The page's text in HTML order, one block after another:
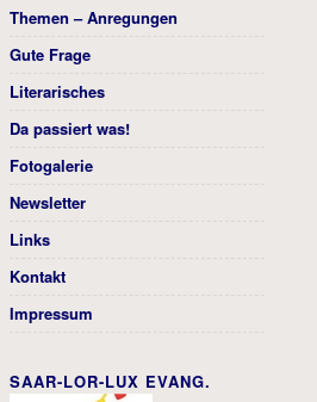
Themen – Anregungen
Gute Frage
Literarisches
Da passiert was!
Fotogalerie
Newsletter
Links
Kontakt
Impressum
SAAR-LOR-LUX EVANG.